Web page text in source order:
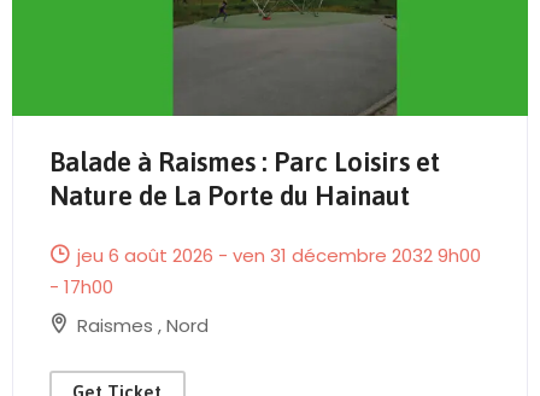
Balade à Raismes : Parc Loisirs et
Nature de La Porte du Hainaut
jeu 6 août 2026 - ven 31 décembre 2032 9h00
- 17h00
Raismes ,Nord
Get Ticket